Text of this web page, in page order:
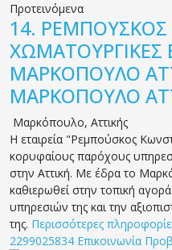
Προτεινόμενα
14.
ΧΩΜΑΤΟΥΡΓΙΚΕΣ
ΜΑΡΚΟΠΟΥΛΟ
ΜΑΡΚΟΠΟΥΛΟ
Μαρκόπουλο, Αττικής
Η εταιρεία "Ρεμπούσκος
κορυφαίους παρόχους
στην Αττική. Με έδρα το
καθιερωθεί στην τοπική
υπηρεσιών της και την
της. Περισσότερες
2299025834 Επικοινωνία